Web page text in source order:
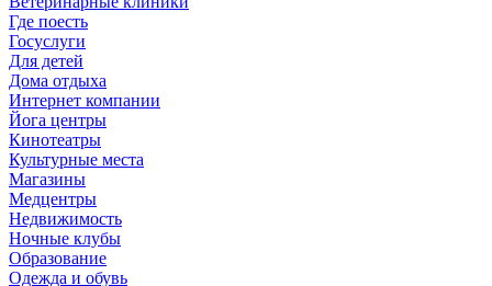
Где поесть
Госуслуги
Для детей
Дома отдыха
Интернет компании
Йога центры
Кинотеатры
Культурные места
Магазины
Медцентры
Недвижимость
Ночные клубы
Образование
Одежда и обувь